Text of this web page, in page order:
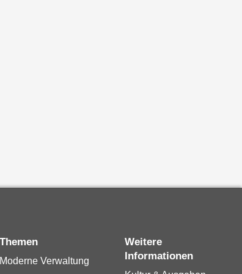
Themen
Moderne Verwaltung
Weitere
Informationen